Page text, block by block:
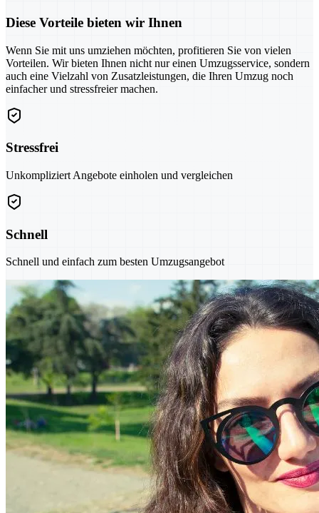
Diese Vorteile bieten wir Ihnen
Wenn Sie mit uns umziehen möchten, profitieren Sie von vielen
Vorteilen. Wir bieten Ihnen nicht nur einen Umzugsservice, sondern
auch eine Vielzahl von Zusatzleistungen, die Ihren Umzug noch
einfacher und stressfreier machen.
Stressfrei
Unkompliziert Angebote einholen und vergleichen
Schnell
Schnell und einfach zum besten Umzugsangebot